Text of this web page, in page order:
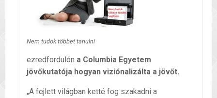
Nem tudok többet tanulni
ezredfordulón a Columbia Egyetem
jövőkutatója hogyan viziónalizálta a jövőt.
„A fejlett világban ketté fog szakadni a